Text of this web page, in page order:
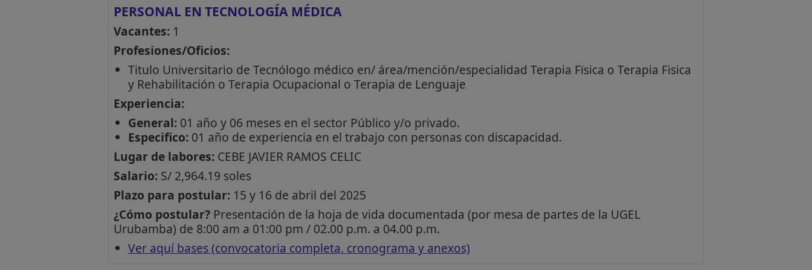
PERSONAL EN TECNOLOGÍA MÉDICA
Vacantes:1
Profesiones/Oficios:
Titulo Universitario de Tecnólogo médico en/ área/mención/especialidad Terapia Fïsica o Terapia Fisica
y Rehabilitación o Terapia Ocupacional o Terapia de Lenguaje
Experiencia:
General:01 año y 06 meses en el sector Público y/o privado.
Especifico:01 año de experiencia en el trabajo con personas con discapacidad.
Lugar de labores:CEBE JAVIER RAMOS CELIC
Salario:S/ 2,964.19 soles
Plazo para postular:15 y 16 de abril del 2025
¿Cómo postular?Presentación de la hoja de vida documentada (por mesa de partes de la UGEL
Urubamba) de 8:00 am a 01:00 pm / 02.00 p.m. a 04.00 p.m.
Ver aquí bases (convocatoria completa, cronograma y anexos)